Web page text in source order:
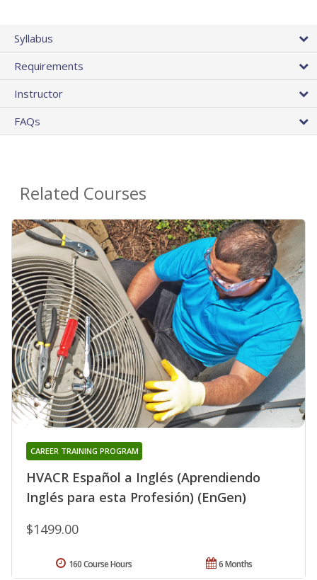
Syllabus
Requirements
Instructor
FAQs
Related Courses
HVACR Español a Inglés (Aprendiendo
Inglés para esta Profesión) (EnGen)
CAREER TRAINING PROGRAM
$1499.00
6 Months
160 Course Hours